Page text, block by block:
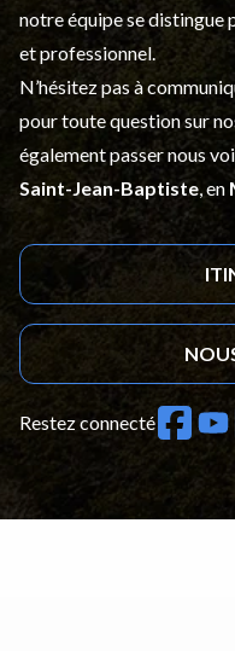
notre équipe se distingue
et professionnel.
N’hésitez pas à
pour toute question sur
également passer nous
Saint-Jean-Baptiste , en
Restez connecté